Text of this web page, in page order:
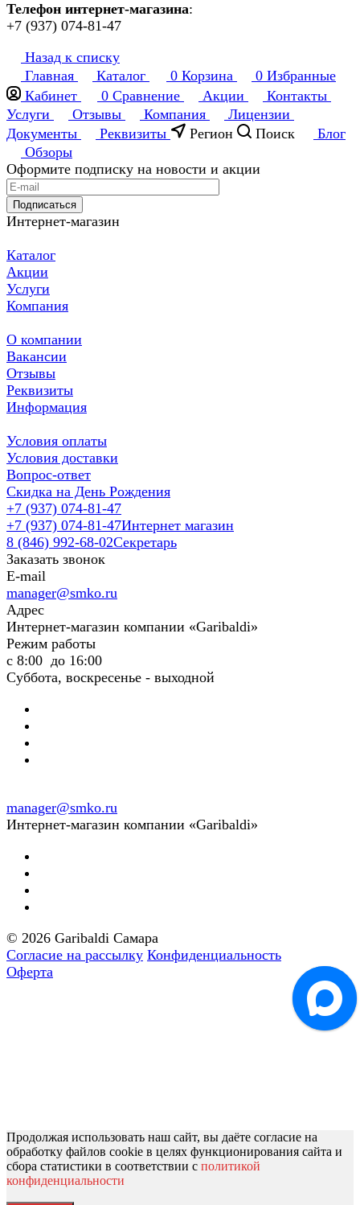
Телефон интернет-магазина:
+7 (937) 074-81-47
Назад к списку
Главная
Каталог 0 Корзина 0 Избранные
Кабинет
0 Сравнение Акции
Контакты
Услуги
Отзывы Компания
Лицензии
Документы
Реквизиты Регион Поиск
Блог
Обзоры
Оформите подписку на новости и акции
Подписаться
Интернет-магазин
Каталог
Акции
Услуги
Компания
О компании
Вакансии
Отзывы
Реквизиты
Информация
Условия оплаты
Условия доставки
Вопрос-ответ
Скидка на День Рождения
+7 (937) 074-81-47
+7 (937) 074-81-47Интернет магазин
8 (846) 992-68-02Секретарь
Заказать звонок
E-mail
manager@smko.ru
Адрес
Интернет-магазин компании «Garibaldi»
Режим работы
с 8:00 до 16:00
Суббота, воскресенье - выходной
manager@smko.ru
Интернет-магазин компании «Garibaldi»
© 2026 Garibaldi Самара
Согласие на рассылку Конфиденциальность
Оферта
Продолжая использовать наш сайт, вы даёте согласие на
обработку файлов cookie в целях функционирования сайта и
сбора статистики в соответствии с политикой
конфиденциальности